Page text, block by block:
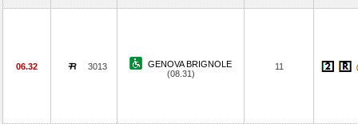
06.32 3013
GENOVA BRIGNOLE
(08.31)
11